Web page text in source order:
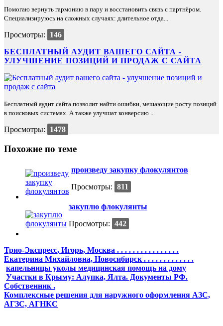
Помогаю вернуть гармонию в пару и восстановить связь с партнёром.
Специализируюсь на сложных случаях: длительное отда...
Просмотры:
146
БЕСПЛАТНЫЙ АУДИТ ВАШЕГО САЙТА -
УЛУЧШЕНИЕ ПОЗИЦИЙ И ПРОДАЖ С САЙТА
Бесплатный аудит сайта позволит найти ошибки, мешающие росту позиций
в поисковых системах. А также улучшат конверсию ...
Просмотры: 1478
Похожие по теме
произведу закупку флокулянтов
Просмотры: 811
закуплю флокулянты
Просмотры: 442
Трио-Экспресс, Игорь, Москва . . . . . . . . . . . . . . . .
Екатерина Михайловна, Новосибирск . . . . . . . . . . . . .
капельницы уколы медицинская помощь на дому
Участки в Крыму: Алупка, Ялта. Документы РФ.
Собственник .
Комплексные решения для наружного оформления АЗС,
АГЗС, АГНКС